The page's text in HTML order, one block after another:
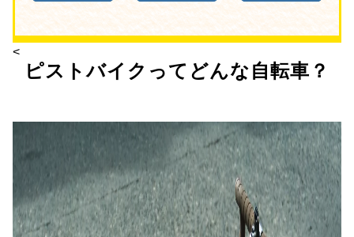
<
ピストバイクってどんな自転車？